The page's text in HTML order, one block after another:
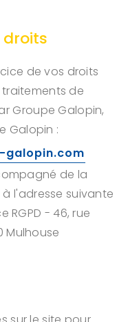
de vos droits
traitements de
Groupe Galopin,
Galopin :
galopin.com
de la
l'adresse suivante
RGPD - 46, rue
Mulhouse